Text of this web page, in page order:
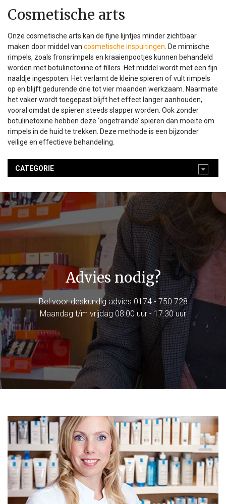
Cosmetische arts
Onze cosmetische arts kan de fijne lijntjes minder zichtbaar
maken door middel van cosmetische inspuitingen . De mimische
rimpels, zoals fronsrimpels en kraaienpootjes kunnen behandeld
worden met botulinetoxine of fillers. Het middel wordt met een fijn
naaldje ingespoten. Het verlamt de kleine spieren of vult rimpels
op en blijft gedurende drie tot vier maanden werkzaam. Naarmate
het vaker wordt toegepast blijft het effect langer aanhouden,
vooral omdat de spieren steeds slapper worden. Ook zonder
botulinetoxine hebben deze ‘ongetrainde’ spieren dan moeite om
rimpels in de huid te trekken. Deze methode is een bijzonder
veilige en effectieve behandeling.
CATEGORIE
Advies nodig?
Bel voor deskundig advies 0174 - 750 728
Maandag t/m vrijdag 08:00 uur - 17:30 uur